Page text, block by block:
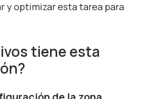
y optimizar esta tarea para
tiene esta